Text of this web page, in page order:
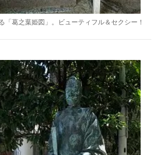
「葛之葉姫図」。ビューティフル＆セクシー！